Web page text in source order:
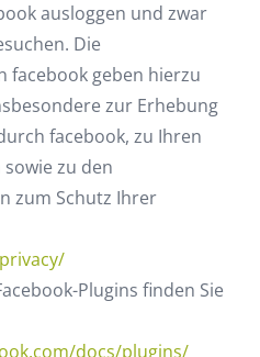
ausloggen und zwar
Die
facebook geben hierzu
zur Erhebung
facebook, zu Ihren
zu den
zum Schutz Ihrer
Plugins finden Sie
docs/plugins/